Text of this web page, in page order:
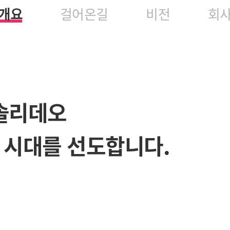
요 걸어온길 비전 회
리데오
대를 선도합니다.